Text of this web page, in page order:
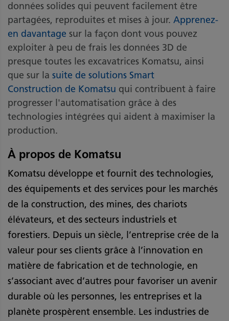
données solides qui peuvent facilement être
partagées, reproduites et mises à jour. Apprenez-
en davantage sur la façon dont vous pouvez
exploiter à peu de frais les données 3D de
presque toutes les excavatrices Komatsu, ainsi
que sur la suite de solutions Smart
Construction de Komatsu qui contribuent à faire
progresser l'automatisation grâce à des
technologies intégrées qui aident à maximiser la
production.
À propos de Komatsu
Komatsu développe et fournit des technologies,
des équipements et des services pour les marchés
de la construction, des mines, des chariots
élévateurs, et des secteurs industriels et
forestiers. Depuis un siècle, l’entreprise crée de la
valeur pour ses clients grâce à l’innovation en
matière de fabrication et de technologie, en
s’associant avec d’autres pour favoriser un avenir
durable où les personnes, les entreprises et la
planète prospèrent ensemble. Les industries de